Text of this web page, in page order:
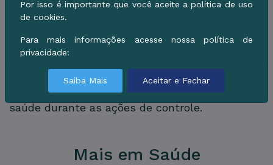
participação da população no combate ao
mosquito, mantendo quintais limpos,
eliminando recipientes que possam acumular
água e permitindo a entrada das equipes de
saúde durante as ações de controle.
Mais em Saúde
Por isso é importante que você aceite a política de uso
de cookies.
Para mais informações acesse nossa política de
privacidade:
Saiba Mais Aceitar e Fechar